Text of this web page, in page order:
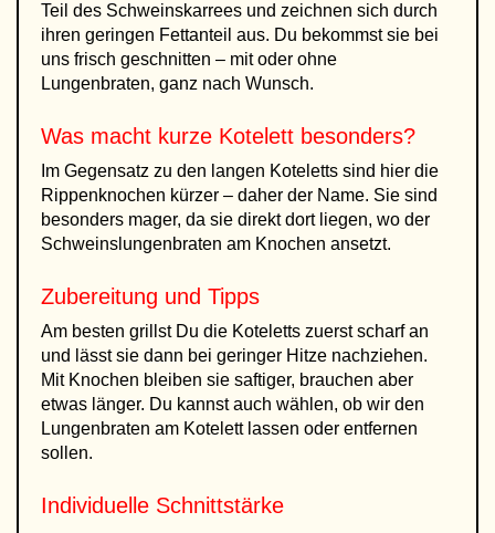
Teil des Schweinskarrees und zeichnen sich durch
ihren geringen Fettanteil aus. Du bekommst sie bei
uns frisch geschnitten – mit oder ohne
Lungenbraten, ganz nach Wunsch.
Was macht kurze Kotelett besonders?
Im Gegensatz zu den langen Koteletts sind hier die
Rippenknochen kürzer – daher der Name. Sie sind
besonders mager, da sie direkt dort liegen, wo der
Schweinslungenbraten am Knochen ansetzt.
Zubereitung und Tipps
Am besten grillst Du die Koteletts zuerst scharf an
und lässt sie dann bei geringer Hitze nachziehen.
Mit Knochen bleiben sie saftiger, brauchen aber
etwas länger. Du kannst auch wählen, ob wir den
Lungenbraten am Kotelett lassen oder entfernen
sollen.
Individuelle Schnittstärke